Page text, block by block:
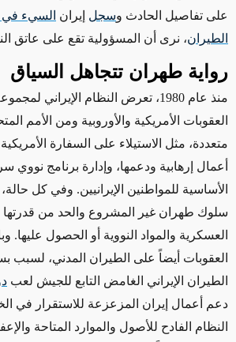
على تفاصيل الحادث وسجل إيران السيء
الطيران، نرى أن المسؤولية تقع على عاتق
رواية طهران تتجاهل السياق
منذ عام 1980، تعرض النظام الإيراني
العقوبات الأمريكية والأوروبية ومن الأمم
متعددة، مثل الاستيلاء على السفارة
أعمال إرهابية ودعمها، وإدارة برنامج نووي
الأساسية للمواطنين الإيرانيين. وفي كل
سلوك طهران غير المشروع والحد من قدرتها
العسكرية والمواد النووية أو الحصول عليها.
العقوبات أيضاً على الطيران المدني، لسبب
الطيران الإيراني الغامض التابع للجيش لعب
دعم أعمال إيران المزعزعة للاستقرار في
النظام الفادح للأصول والموارد المتاحة